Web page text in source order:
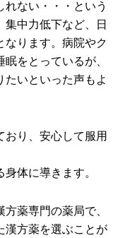
ない・・・という
中力低下など、日
なります。病院やク
をとっているが、
たいといった声もよ
おり、安心して服用
体に導きます。
薬専門の薬局で、
漢方薬を選ぶことが